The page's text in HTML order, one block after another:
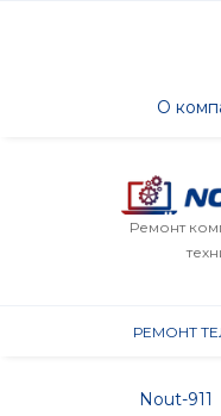
О
Ремонт
РЕМОНТ
Nout-911